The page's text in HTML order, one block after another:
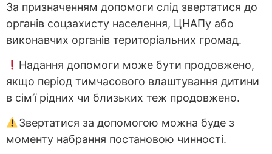
За призначенням допомоги слід звертатися до
органів соцзахисту населення, ЦНАПу або
виконавчих органів територіальних громад.
Надання допомоги може бути продовжено,
якщо період тимчасового влаштування дитини
в сім’ї рідних чи близьких теж продовжено.
Звертатися за допомогою можна буде з
моменту набрання постановою чинності.